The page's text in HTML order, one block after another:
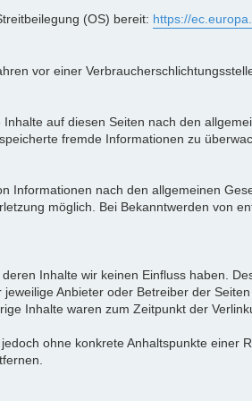
(OS) bereit: https://
vor einer
auf diesen Seiten nach den
fremde Informationen zu
Informationen nach den allgemeinen
möglich. Bei Bekanntwerden von
Inhalte wir keinen Einfluss haben.
Anbieter oder Betreiber der
Inhalte waren zum Zeitpunkt der
ohne konkrete Anhaltspunkte einer